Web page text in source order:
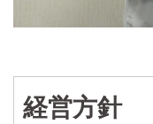
経営方針